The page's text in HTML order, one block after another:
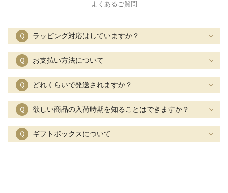
- よくあるご質問 -
Ｑ ラッピング対応はしていますか？
Ｑ お支払い方法について
Ｑ どれくらいで発送されますか？
Ｑ 欲しい商品の入荷時期を知ることはできますか？
Ｑ ギフトボックスについて